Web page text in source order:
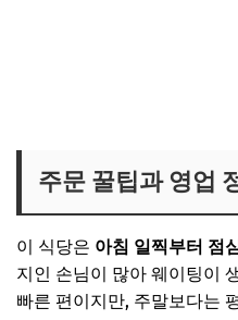
주문 꿀팁과 영업
이 식당은 아침 일찍부터 점
지인 손님이 많아 웨이팅이
빠른 편이지만, 주말보다는